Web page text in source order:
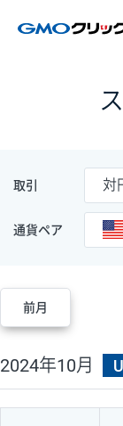
取引 対
通貨ペア
前月
2024年10月